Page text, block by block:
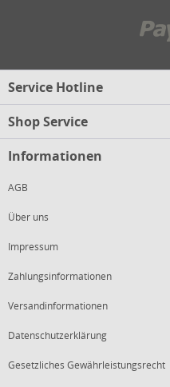
Service Hotline
Shop Service
Informationen
AGB
Über uns
Impressum
Zahlungsinformationen
Versandinformationen
Datenschutzerklärung
Gesetzliches Gewährleistungsrecht